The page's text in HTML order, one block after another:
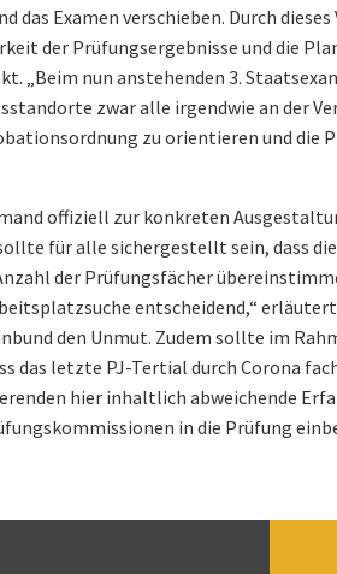
das Examen verschieben. Durch dieses
der Prüfungsergebnisse und die
„Beim nun anstehenden 3.
zwar alle irgendwie an der
zu orientieren und die
offiziell zur konkreten
für alle sichergestellt sein, dass
der Prüfungsfächer
entscheidend,“
den Unmut. Zudem sollte im
das letzte PJ-Tertial durch Corona
hier inhaltlich abweichende
in die Prüfung